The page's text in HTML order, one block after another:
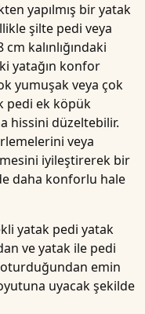
yapılmış bir yatak
şilte pedi veya
kalınlığındaki
yatağın konfor
yumuşak veya çok
pedi ek köpük
hissini düzeltebilir.
veya
iyileştirerek bir
daha konforlu hale
yatak pedi yatak
ve yatak ile pedi
emin
uyacak şekilde